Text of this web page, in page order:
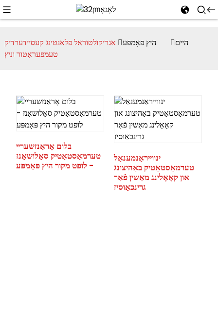
היים היץ פּאָמפּע
אַגריקולטוראַל פּלאַנטינג קעסיידערדיק
טעמפּעראַטור וניץ
בלום אָראַנזשעריי
טערמאַסטאַטיק סאַלושאַנז
- לופט מקור היץ פּאָמפּע
ינווייראַנמענאַל
טערמאַסטאַטיק באַהיצונג
און קאָאָלינג מאַשין פֿאַר
גרינכאַוסיז